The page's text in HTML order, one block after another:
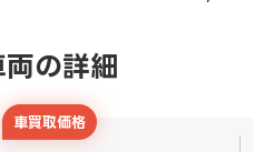
の詳細
車買取価格